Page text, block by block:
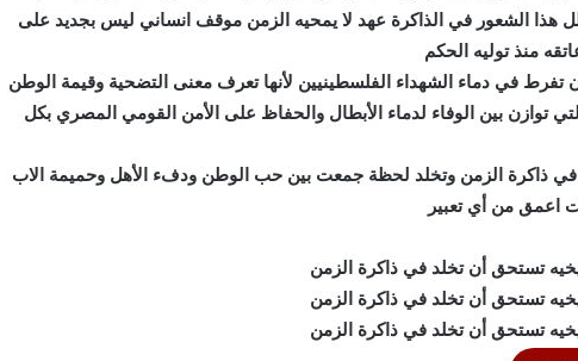
هذا الشعور في الذاكرة عهد لا يمحيه الزمن موقف انساني ليس بجديد على
منذ توليه الحكم
تفرط في دماء الشهداء الفلسطينيين لأنها تعرف معنى التضحية وقيمة الوطن
توازن بين الوفاء لدماء الأبطال والحفاظ على الأمن القومي المصري بكل
ذاكرة الزمن وتخلد لحظة جمعت بين حب الوطن ودفء الأهل وحميمة الاب
اعمق من أي تعبير